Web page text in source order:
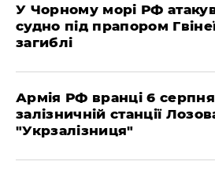
У Чорному морі РФ
судно під прапором
загиблі
Армія РФ вранці 6
залізничній станції
"Укрзалізниця"